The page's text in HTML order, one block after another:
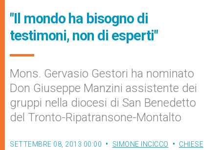
"Il mondo ha bisogno di
testimoni, non di esperti"
Mons. Gervasio Gestori ha nominato
Don Giuseppe Manzini assistente dei
gruppi nella diocesi di San Benedetto
del Tronto-Ripatransone-Montalto
SETTEMBRE 08, 2013 00:00 SIMONE INCICCO
CHIESE